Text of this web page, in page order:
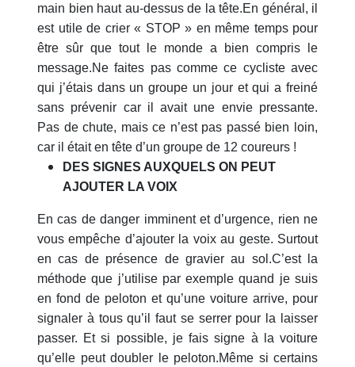
main bien haut au-dessus de la tête.En général, il
est utile de crier « STOP » en même temps pour
être sûr que tout le monde a bien compris le
message.Ne faites pas comme ce cycliste avec
qui j’étais dans un groupe un jour et qui a freiné
sans prévenir car il avait une envie pressante.
Pas de chute, mais ce n’est pas passé bien loin,
car il était en tête d’un groupe de 12 coureurs !
DES SIGNES AUXQUELS ON PEUT
AJOUTER LA VOIX
En cas de danger imminent et d’urgence, rien ne
vous empêche d’ajouter la voix au geste. Surtout
en cas de présence de gravier au sol.C’est la
méthode que j’utilise par exemple quand je suis
en fond de peloton et qu’une voiture arrive, pour
signaler à tous qu’il faut se serrer pour la laisser
passer. Et si possible, je fais signe à la voiture
qu’elle peut doubler le peloton.Même si certains